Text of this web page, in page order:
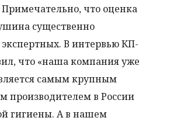
что оценка
существенно
экспертных. В интервью КП-
что «наша компания уже
самым крупным
производителем в России
гигиены. А в нашем